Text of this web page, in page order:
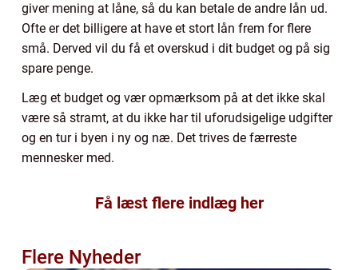
giver mening at låne, så du kan betale de andre lån ud.
Ofte er det billigere at have et stort lån frem for flere
små. Derved vil du få et overskud i dit budget og på sig
spare penge.
Læg et budget og vær opmærksom på at det ikke skal
være så stramt, at du ikke har til uforudsigelige udgifter
og en tur i byen i ny og næ. Det trives de færreste
mennesker med.
Få læst flere indlæg her
Flere Nyheder